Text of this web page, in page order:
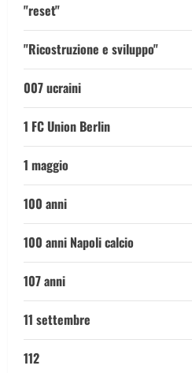
"reset"
"Ricostruzione e sviluppo"
007 ucraini
1 FC Union Berlin
1 maggio
100 anni
100 anni Napoli calcio
107 anni
11 settembre
112